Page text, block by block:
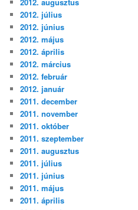
2012. augusztus
2012. július
2012. június
2012. május
2012. április
2012. március
2012. február
2012. január
2011. december
2011. november
2011. október
2011. szeptember
2011. augusztus
2011. július
2011. június
2011. május
2011. április